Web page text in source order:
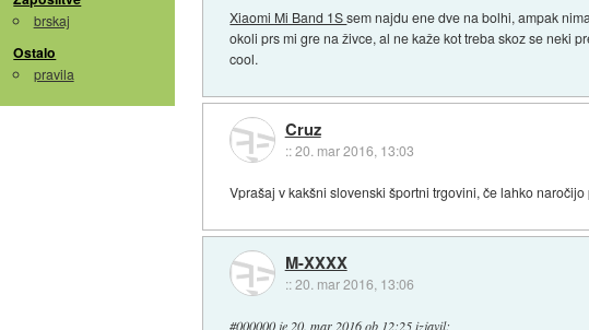
brskaj
Ostalo
pravila
Xiaomi Mi Band 1Ssem najdu ene dve na bolhi, ampak
okoli prs mi gre na živce, al ne kaže kot treba skoz se neki
cool.
Cruz
::20. mar 2016, 13:03
Vprašaj v kakšni slovenski športni trgovini, če lahko naročijo
M-XXXX
::20. mar 2016, 13:06
#000000 je 20. mar 2016 ob 12:25 izjavil: